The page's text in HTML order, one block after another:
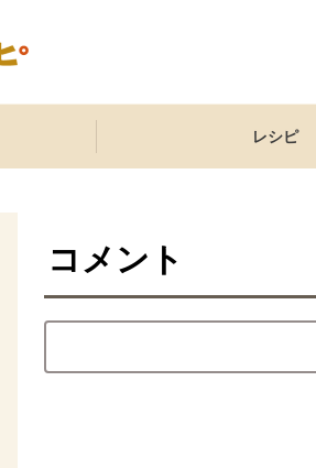
レシピ
コメント